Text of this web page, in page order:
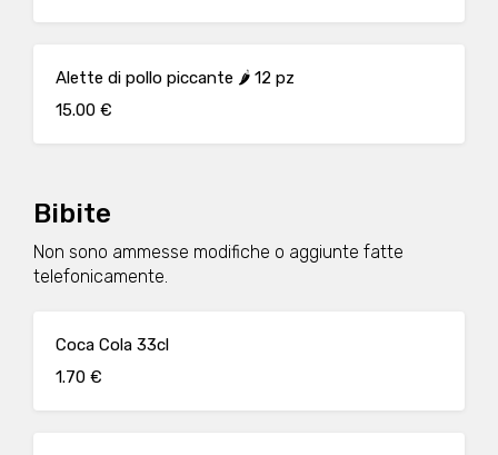
Alette di pollo piccante 🌶 12 pz
15.00 €
Bibite
Non sono ammesse modifiche o aggiunte fatte
telefonicamente.
Coca Cola 33cl
1.70 €